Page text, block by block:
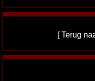
[Terug